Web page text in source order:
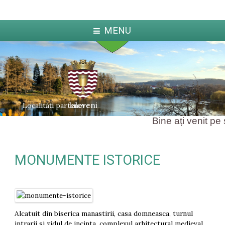
MENU
Localități partenere
Ialoveni
Bine ați venit pe
MONUMENTE ISTORICE
Alcatuit din biserica manastirii, casa domneasca, turnul